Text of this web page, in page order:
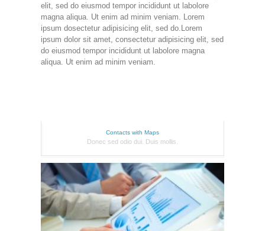
elit, sed do eiusmod tempor incididunt ut labolore
magna aliqua. Ut enim ad minim veniam. Lorem
ipsum dosectetur adipisicing elit, sed do.Lorem
ipsum dolor sit amet, consectetur adipisicing elit, sed
do eiusmod tempor incididunt ut labolore magna
aliqua. Ut enim ad minim veniam.
Contacts with Maps
Donec sed odio dui. Duis mollis.